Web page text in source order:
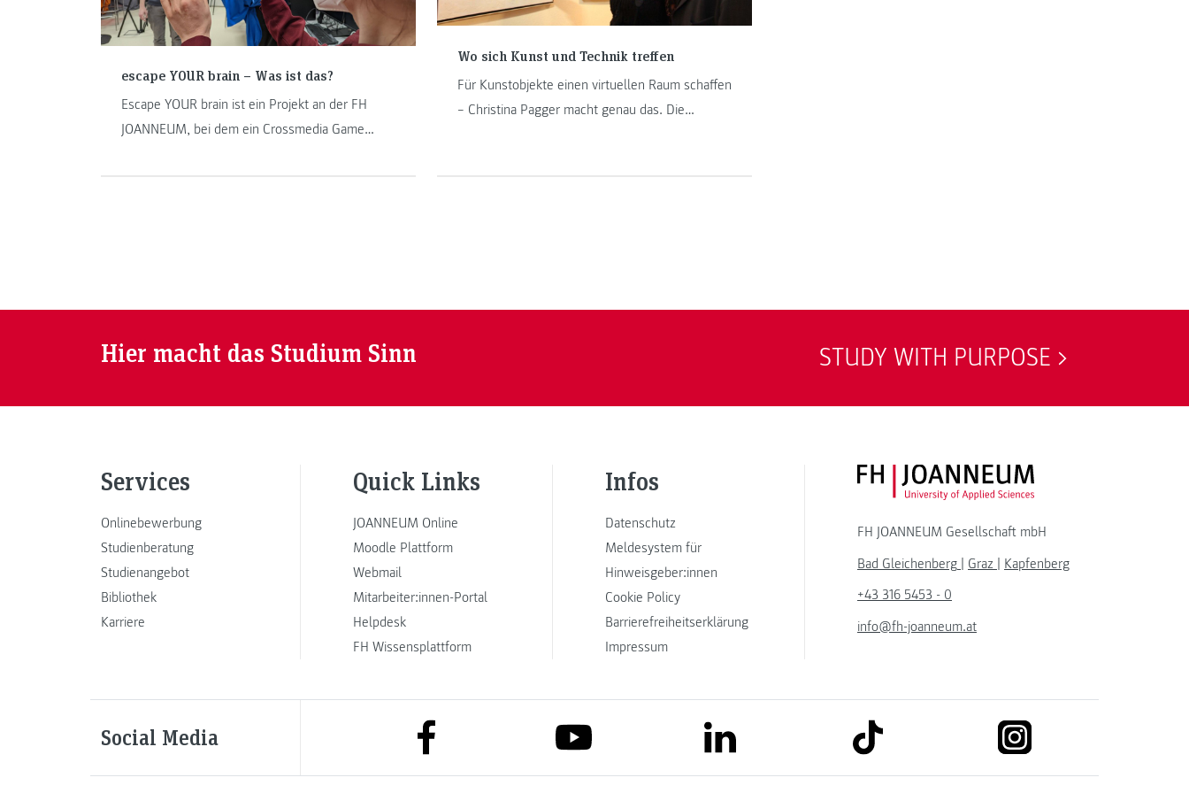
escape YOUR brain – Was ist das?
Escape YOUR brain ist ein Projekt an der FH
JOANNEUM, bei dem ein Crossmedia Game
Wo sich Kunst und Technik treffen
Für Kunstobjekte einen virtuellen Raum schaffen
– Christina Pagger macht genau das. Die
Renderfarm braucht.
Hier macht das Studium Sinn STUDY WITH PURPOSE
Services
Onlinebewerbung
Studienberatung
Studienangebot
Bibliothek
Karriere
Quick Links
JOANNEUM Online
Moodle Plattform
Webmail
Mitarbeiter:innen-Portal
Helpdesk
FH Wissensplattform
Infos
Datenschutz
Meldesystem für
Hinweisgeber:innen
Cookie Policy
Barrierefreiheitserklärung
Impressum
FH JOANNEUM Logo
FH JOANNEUM Gesellschaft mbH
Bad Gleichenberg | Graz | Kapfenberg
+43 316 5453 - 0
info@fh-joanneum.at
Social Media link to facebook link to youtube link to linkedin link to tiktok